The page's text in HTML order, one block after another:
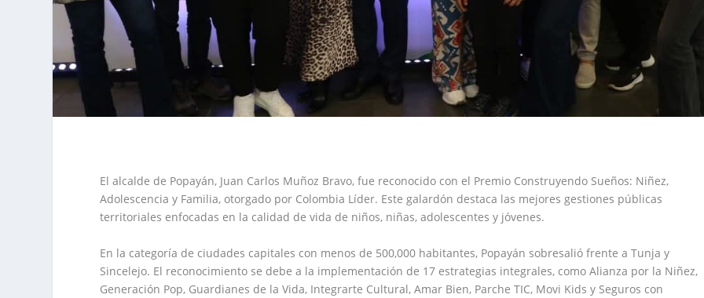
El alcalde de Popayán, Juan Carlos Muñoz Bravo, fue reconocido con el Premio Construyendo Sueños: Niñez,
Adolescencia y Familia, otorgado por Colombia Líder. Este galardón destaca las mejores gestiones públicas
territoriales enfocadas en la calidad de vida de niños, niñas, adolescentes y jóvenes.
En la categoría de ciudades capitales con menos de 500,000 habitantes, Popayán sobresalió frente a Tunja y
Sincelejo. El reconocimiento se debe a la implementación de 17 estrategias integrales, como Alianza por la Niñez,
Generación Pop, Guardianes de la Vida, Integrarte Cultural, Amar Bien, Parche TIC, Movi Kids y Seguros con